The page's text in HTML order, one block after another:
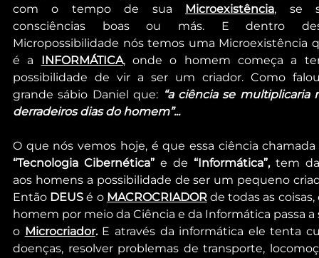
com o tempo de sua Microexistência, se
consciências boas ou más. E dentro
Micropossibilidade nós temos uma Microexistência
é a
INFORMÁTICA, onde o homem começa a
possibilidade de vir a ser um criador. Como
grande sábio Daniel que: “a ciência se multiplicaria
derradeiros dias do homem”...
“Tecnologia Cibernética” e de “Informática”, tem
aos homens a possibilidade de ser um pequeno
Então DEUS é o MACROCRIADOR de todas as coisas,
homem por meio da Ciência e da Informática passa a
o Microcriador. E através da informática ele tenta
doenças, resolver problemas de transporte,